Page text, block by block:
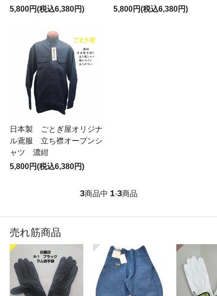
5,800円(税込6,380円)
5,800円(税込6,380円)
日本製 ごとぎ屋オリジナ
ル鳶服 立ち襟オープンシ
ャツ 濃紺
5,800円(税込6,380円)
3商品中 1-3商品
売れ筋商品